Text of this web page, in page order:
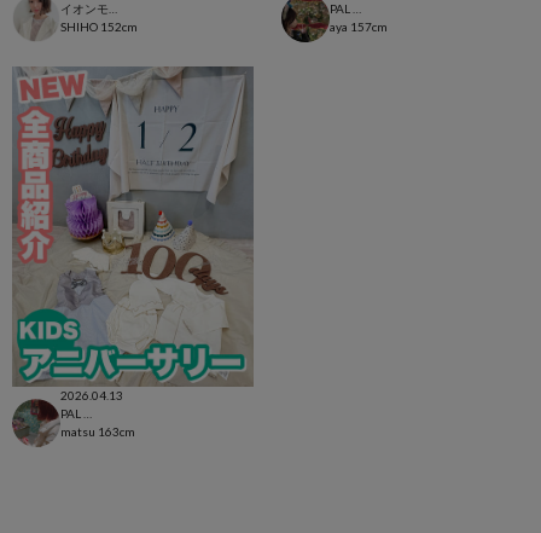
SHIHO 152cm
aya 157cm
2026.04.13
matsu 163cm